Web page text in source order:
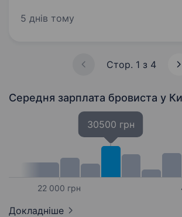
втілювати креативні ідеї та
5 днів тому
Стор. 1 з 4
Середня зарплата бровиста у
22 000 грн
30500 грн
Докладніше